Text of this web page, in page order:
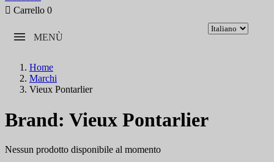
 Carrello 0
MENÙ
Home
Marchi
Vieux Pontarlier
Brand: Vieux Pontarlier
Nessun prodotto disponibile al momento